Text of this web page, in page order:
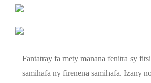
Fantatray fa mety manana fenitra sy
samihafa ny firenena samihafa. Izany